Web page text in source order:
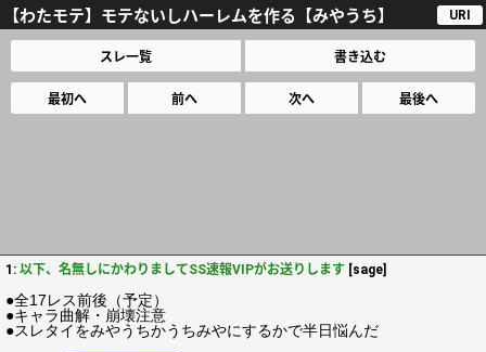
【わたモテ】モテないしハーレムを作る【みやうち】 URI
スレ一覧 書き込む
最初へ 前へ 次へ 最後へ
1: 以下、名無しにかわりましてSS速報VIPがお送りします [sage]
●全17レス前後（予定）
●キャラ曲解・崩壊注意
●スレタイをみやうちかうちみやにするかで半日悩んだ